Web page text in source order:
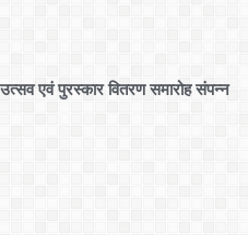
एवं पुरस्कार वितरण समारोह संपन्न